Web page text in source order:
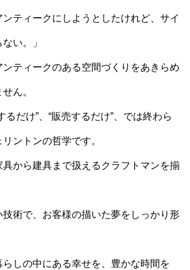
ンティークにしようとしたけれど、サイ
い。」
ティークのある空間づくりをあきらめ
ん。
るだけ”、“販売するだけ”、では終わら
ントンの哲学です。
具から建具まで扱えるクラフトマンを揃
技術で、お客様の描いた夢をしっかり形
しの中にある幸せを、豊かな時間を